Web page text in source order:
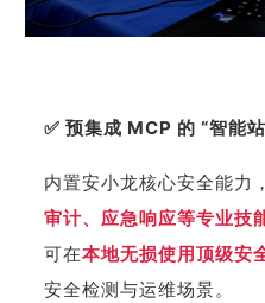
✅ 预集成 MCP 的 “智能
内置安小龙核心安全能力
审计、应急响应等专业技
可在本地无损使用顶级安
安全检测与运维场景。